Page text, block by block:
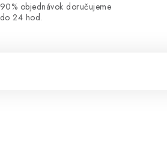
90% objednávok doručujeme
do 24 hod.